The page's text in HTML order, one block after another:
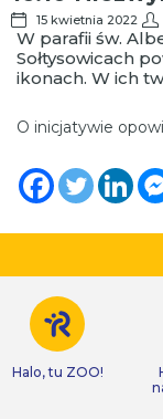
15 kwietnia 2022
W parafii św.
Sołtysowicach
ikonach. W ich
O inicjatywie
Halo, tu ZOO!